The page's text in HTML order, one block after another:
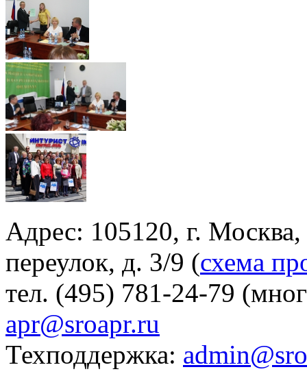
Адрес: 105120, г.
переулок, д. 3/9 (схема
тел. (495) 781-24-79
apr@sroapr.ru
Техподдержка: